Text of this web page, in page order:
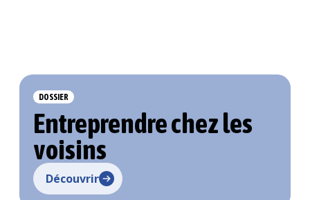
DOSSIER
Entreprendre chez les
voisins
Découvrir